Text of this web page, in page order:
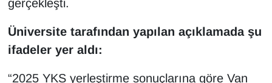
gerçekleşti.
Üniversite tarafından yapılan açıklamada şu
ifadeler yer aldı:
“2025 YKS yerleştirme sonuçlarına göre Van
Kültür & Sanat
KURDÎ